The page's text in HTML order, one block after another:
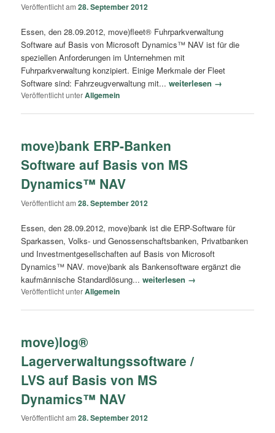
Veröffentlicht am28. September 2012
Essen, den 28.09.2012, move)fleet® Fuhrparkverwaltung
Software auf Basis von Microsoft Dynamics™ NAV ist für die
speziellen Anforderungen im Unternehmen mit
Fuhrparkverwaltung konzipiert. Einige Merkmale der Fleet
Software sind: Fahrzeugverwaltung mit...weiterlesen →
Veröffentlicht unterAllgemein
move)bank ERP-Banken
Software auf Basis von MS
Dynamics™ NAV
Veröffentlicht am28. September 2012
Essen, den 28.09.2012, move)bank ist die ERP-Software für
Sparkassen, Volks- und Genossenschaftsbanken, Privatbanken
und Investmentgesellschaften auf Basis von Microsoft
Dynamics™ NAV. move)bank als Bankensoftware ergänzt die
kaufmännische Standardlösung...weiterlesen →
Veröffentlicht unterAllgemein
move)log®
Lagerverwaltungssoftware /
LVS auf Basis von MS
Dynamics™ NAV
Veröffentlicht am28. September 2012